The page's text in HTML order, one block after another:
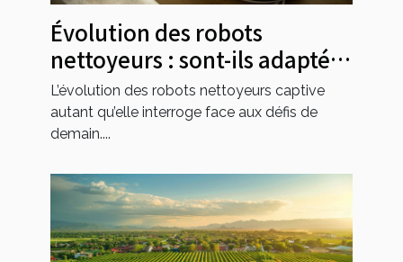
Évolution des robots
nettoyeurs : sont-ils adaptés
aux besoins futurs ?
L’évolution des robots nettoyeurs captive
autant qu’elle interroge face aux défis de
demain....